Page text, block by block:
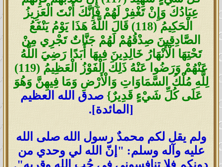
عِبَادُكَ وَإِنْ تَغْفِرْ لَهُمْ فَإِنَّكَ أَنْتَ الْعَزِيزُ
الْحَكِيمُ (118) قَالَ اللَّهُ هَذَا يَوْمُ يَنْفَعُ
الصَّادِقِينَ صِدْقُهُمْ لَهُمْ جَنَّاتٌ تَجْرِي مِنْ
تَحْتِهَا الْأَنْهَارُ خَالِدِينَ فِيهَا أَبَدًا رَضِيَ اللَّهُ
عَنْهُمْ وَرَضُوا عَنْهُ ذَلِكَ الْفَوْزُ الْعَظِيمُ (119)
لِلَّهِ مُلْكُ السَّمَاوَاتِ وَالْأَرْضِ وَمَا فِيهِنَّ وَهُوَ
عَلَى كُلِّ شَيْءٍ قَدِيرٌ}صدق الله العظيم
[المائدة].
ولم يقل لكم محمدٌ رسول الله صلى الله
عليه وآله وسلم: "إنّ الله لي وحدي من